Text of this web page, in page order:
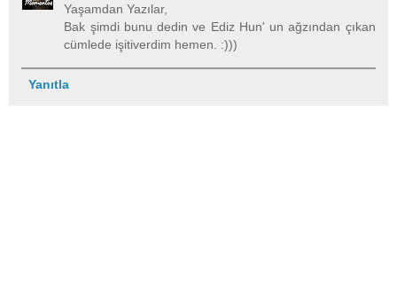
Yaşamdan Yazılar,
Bak şimdi bunu dedin ve Ediz Hun' un ağzından çıkan
cümlede işitiverdim hemen. :)))
Yanıtla